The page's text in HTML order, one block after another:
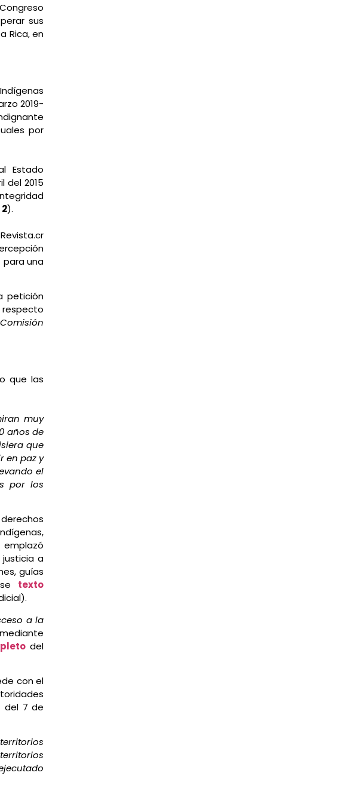
sus
Rica, en
2019-
por
Estado
del 2015
).
para una
petición
que las
muy
años de
que
en paz y
el
por los
a
guías
texto
a la
del
con el
del 7 de